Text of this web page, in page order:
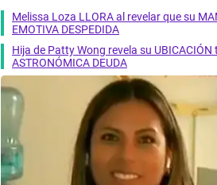
Melissa Loza LLORA al revelar que su
EMOTIVA DESPEDIDA
Hija de Patty Wong revela su
ASTRONÓMICA DEUDA